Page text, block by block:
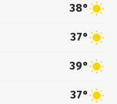
38°
37°
39°
37°